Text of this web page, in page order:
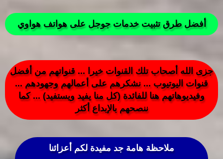
أفضل طرق تثبيت خدمات جوجل على هواتف هواوي
جزى الله أصحاب تلك القنوات خيرا ... قنواتهم من أفضل
قنوات اليوتيوب ... نشكرهم على أعمالهم وجهودهم ...
وفيديوهاتهم هنا للفائدة (كل منا يفيد ويستفيد) ... كما
ننصحهم بالإبداع أكثر
ملاحظة هامة جد مفيدة لكم أعزائنا